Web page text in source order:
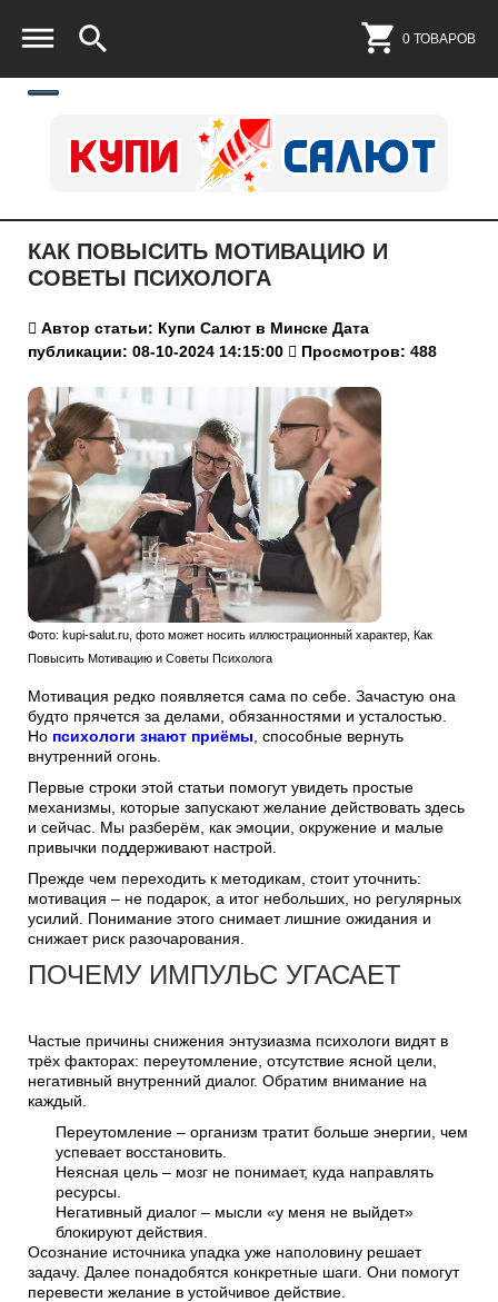
0 ТОВАРОВ
КАК ПОВЫСИТЬ МОТИВАЦИЮ И
СОВЕТЫ ПСИХОЛОГА
Автор статьи: Купи Салют в Минске Дата
публикации: 08-10-2024 14:15:00
Просмотров: 488
Фото: kupi-salut.ru, фото может носить иллюстрационный характер, Как
Повысить Мотивацию и Советы Психолога
Мотивация редко появляется сама по себе. Зачастую она
будто прячется за делами, обязанностями и усталостью.
Но психологи знают приёмы , способные вернуть
внутренний огонь.
Первые строки этой статьи помогут увидеть простые
механизмы, которые запускают желание действовать здесь
и сейчас. Мы разберём, как эмоции, окружение и малые
привычки поддерживают настрой.
Прежде чем переходить к методикам, стоит уточнить:
мотивация – не подарок, а итог небольших, но регулярных
усилий. Понимание этого снимает лишние ожидания и
снижает риск разочарования.
ПОЧЕМУ ИМПУЛЬС УГАСАЕТ
Частые причины снижения энтузиазма психологи видят в
трёх факторах: переутомление, отсутствие ясной цели,
негативный внутренний диалог. Обратим внимание на
каждый.
Переутомление – организм тратит больше энергии, чем
успевает восстановить.
Неясная цель – мозг не понимает, куда направлять
ресурсы.
Негативный диалог – мысли «у меня не выйдет»
блокируют действия.
Осознание источника упадка уже наполовину решает
задачу. Далее понадобятся конкретные шаги. Они помогут
перевести желание в устойчивое действие.